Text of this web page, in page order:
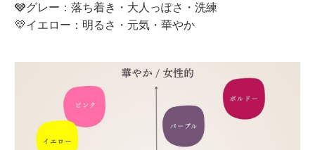
🩶グレー：落ち着き・大人っぽさ・洗練
💛イエロー：明るさ・元気・華やか